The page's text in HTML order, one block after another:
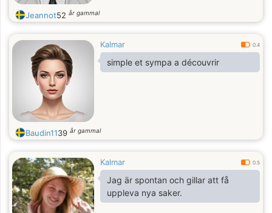
Jeannot52 år gammal
Kalmar 0.4
simple et sympa a découvrir
Baudin1139 år gammal
Kalmar 0.5
Jag är spontan och gillar att få
uppleva nya saker.